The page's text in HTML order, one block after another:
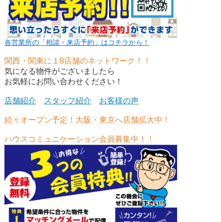
各営業所の「相談・来店予約」はコチラから！
関西・関東に１8店舗のネットワーク！！
気になる物件がございましたら
お気軽にお問い合わせください！
店舗紹介 スタッフ紹介 お客様の声
続々オープン予定！大阪・東京へ店舗拡大中！
ハウスコミュニケーション会員募集中！！